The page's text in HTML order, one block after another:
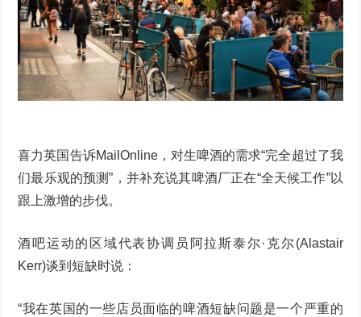
喜力英国告诉MailOnline，对生啤酒的需求“完全超过了我
们最乐观的预测”，并补充说其啤酒厂正在“全天候工作”以
跟上激增的步伐。
酒吧运动的区域代表协调员阿拉斯泰尔·克尔(Alastair
Kerr)谈到短缺时说：
“我在英国的一些店员面临的啤酒短缺问题是一个严重的